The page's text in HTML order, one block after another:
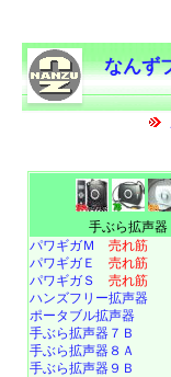
なんず
手ぶら拡声器
パワギガＭ 売れ筋
パワギガＥ 売れ筋
パワギガＳ 売れ筋
ハンズフリー拡声器
ポータブル拡声器
手ぶら拡声器７Ｂ
手ぶら拡声器８Ａ
手ぶら拡声器９Ｂ